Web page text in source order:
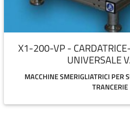
X1-200-VP -
UNIVERSALE
MACCHINE SMERIGLIATRICI PER
TRANCERIE